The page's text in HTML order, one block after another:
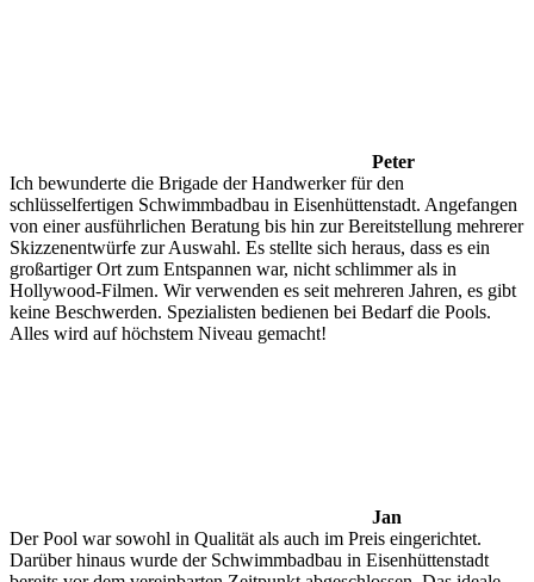
Peter
Ich bewunderte die Brigade der Handwerker für den
schlüsselfertigen Schwimmbadbau in Eisenhüttenstadt. Angefangen
von einer ausführlichen Beratung bis hin zur Bereitstellung mehrerer
Skizzenentwürfe zur Auswahl. Es stellte sich heraus, dass es ein
großartiger Ort zum Entspannen war, nicht schlimmer als in
Hollywood-Filmen. Wir verwenden es seit mehreren Jahren, es gibt
keine Beschwerden. Spezialisten bedienen bei Bedarf die Pools.
Alles wird auf höchstem Niveau gemacht!
Jan
Der Pool war sowohl in Qualität als auch im Preis eingerichtet.
Darüber hinaus wurde der Schwimmbadbau in Eisenhüttenstadt